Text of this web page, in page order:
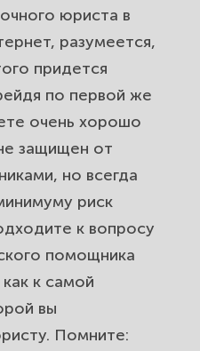
юриста в
разумеется,
придется
по первой же
очень хорошо
защищен от
но всегда
риск
к вопросу
помощника
к самой
вы
Помните: